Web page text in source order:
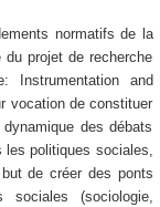
normatifs de la
projet de recherche
Instrumentation and
vocation de constituer
des débats
les politiques sociales,
de créer des ponts
sociales (sociologie,